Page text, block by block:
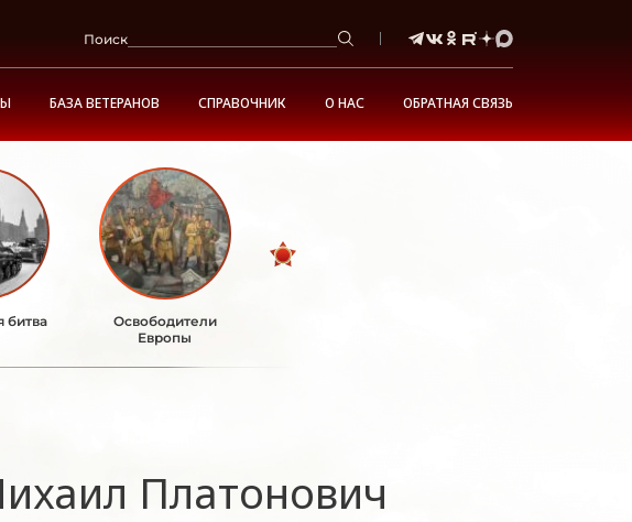
Поиск
БАЗА ВЕТЕРАНОВ СПРАВОЧНИК О НАС ОБРАТНАЯ СВЯЗЬ
битва
Освободители
Европы
Платонович